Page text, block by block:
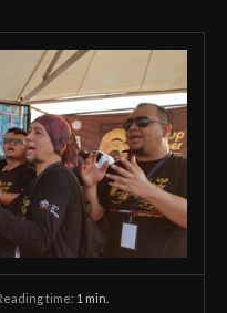
time: 1 min.